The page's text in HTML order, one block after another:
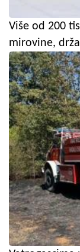
Više od 200
mirovine,